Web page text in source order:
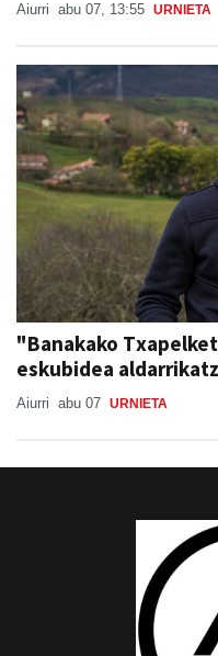
Aiurri abu 07, 13:55 URNIETA
"Banakako
eskubidea
Aiurri abu 07 URNIETA